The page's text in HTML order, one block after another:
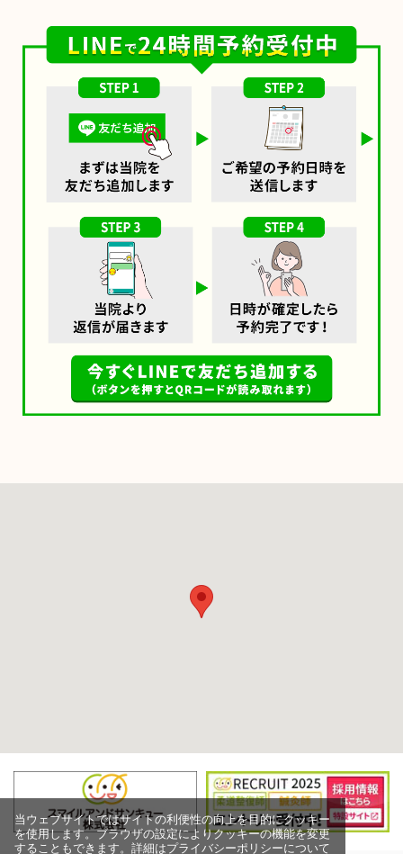
当ウェブサイトではサイトの利便性の向上を目的にクッキー
を使用します。ブラウザの設定によりクッキーの機能を変更
することもできます。詳細はプライバシーポリシーについて